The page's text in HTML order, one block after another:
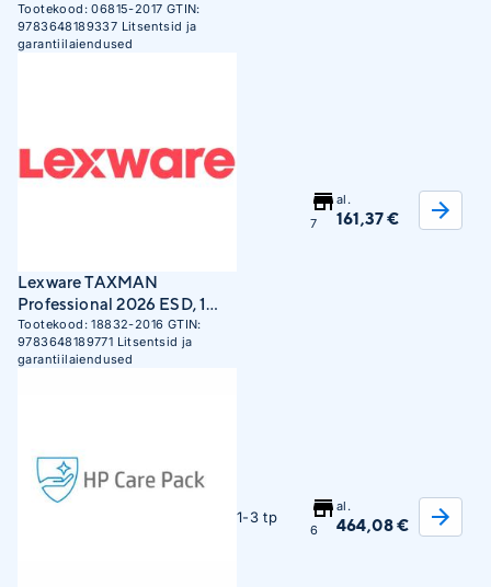
5 tax returns, ESD
Tootekood:06815-2017 GTIN:
9783648189337 Litsentsid ja
garantiilaiendused
Lexware TAXMAN
Professional 2026 ESD, 1
device, up to 50 tax returns
Tootekood:18832-2016 GTIN:
9783648189771 Litsentsid ja
garantiilaiendused
7
al.
161,37 €
1-3 tp
6
al.
464,08 €